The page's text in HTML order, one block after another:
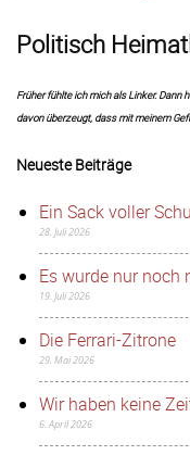
Politisch
Früher fühlte ich mich als Linker. Dann
davon überzeugt, dass mit meinem
Neueste Beiträge
Ein Sack voller
28. Juli 2026
Es wurde nur noch
19. Juli 2026
Die Ferrari-Zitrone
29. Mai 2026
Wir haben keine
6. April 2026